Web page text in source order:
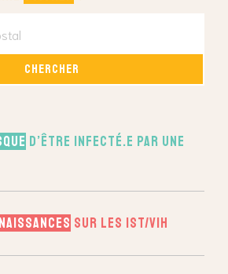
d’être infecté.e par une
sur les IST/VIH